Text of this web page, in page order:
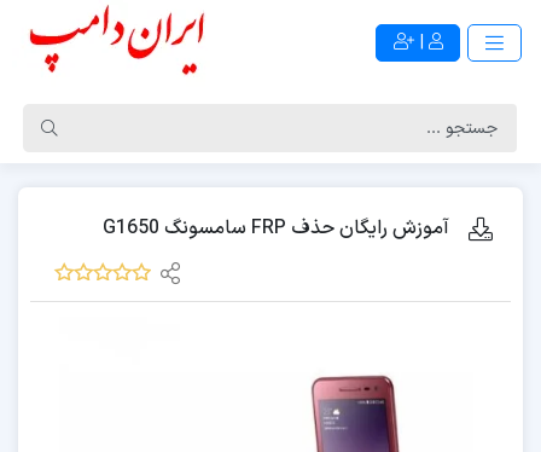
|
آموزش رایگان حذف FRP سامسونگ G1650